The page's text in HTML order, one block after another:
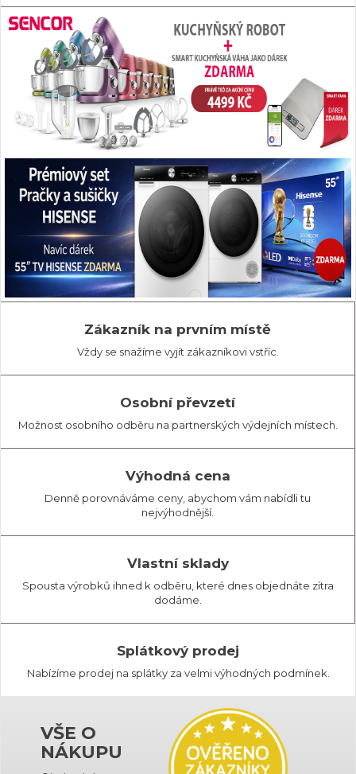
Zákazník na prvním místě
Vždy se snažíme vyjít zákazníkovi vstříc.
Osobní převzetí
Možnost osobního odběru na partnerských výdejních místech.
Výhodná cena
Denně porovnáváme ceny, abychom vám nabídli tu
nejvýhodnější.
Vlastní sklady
Spousta výrobků ihned k odběru, které dnes objednáte zítra
dodáme.
Splátkový prodej
Nabízíme prodej na splátky za velmi výhodných podmínek.
VŠE O
NÁKUPU